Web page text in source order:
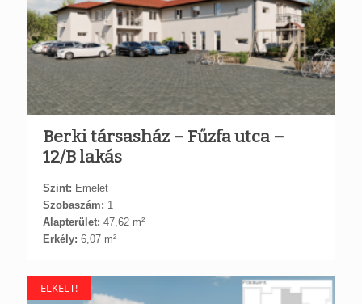
Berki társasház – Fűzfa utca –
12/B lakás
Szint: Emelet
Szobaszám: 1
Alapterület: 47,62 m²
Erkély: 6,07 m²
ELKELT!